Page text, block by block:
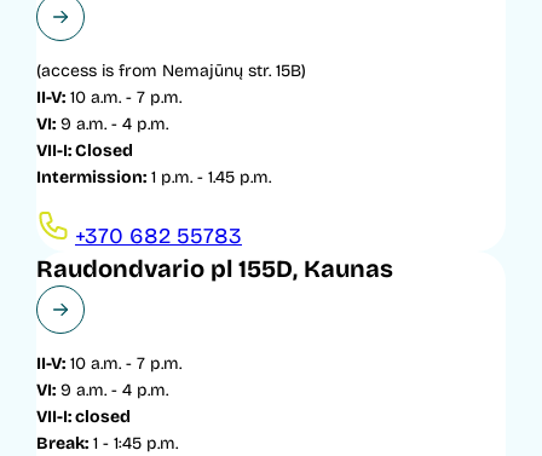
(access is from Nemajūnų str. 15B)
II-V: 10 a.m. - 7 p.m.
VI: 9 a.m. - 4 p.m.
VII-I: Closed
Intermission: 1 p.m. - 1.45 p.m.
+370 682 55783
Raudondvario pl 155D, Kaunas
II-V: 10 a.m. - 7 p.m.
VI: 9 a.m. - 4 p.m.
VII-I: closed
Break: 1 - 1:45 p.m.